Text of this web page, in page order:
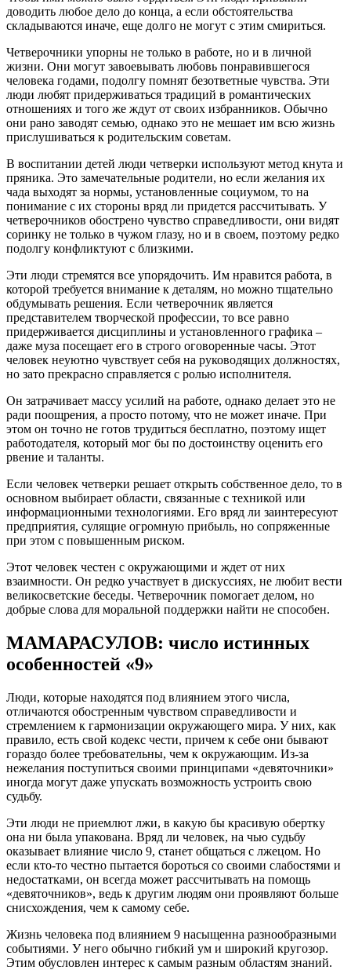
доводить любое дело до конца, а если обстоятельства
складываются иначе, еще долго не могут с этим смириться.
Четверочники упорны не только в работе, но и в личной
жизни. Они могут завоевывать любовь понравившегося
человека годами, подолгу помнят безответные чувства. Эти
люди любят придерживаться традиций в романтических
отношениях и того же ждут от своих избранников. Обычно
они рано заводят семью, однако это не мешает им всю жизнь
прислушиваться к родительским советам.
В воспитании детей люди четверки используют метод кнута и
пряника. Это замечательные родители, но если желания их
чада выходят за нормы, установленные социумом, то на
понимание с их стороны вряд ли придется рассчитывать. У
четверочников обострено чувство справедливости, они видят
соринку не только в чужом глазу, но и в своем, поэтому редко
подолгу конфликтуют с близкими.
Эти люди стремятся все упорядочить. Им нравится работа, в
которой требуется внимание к деталям, но можно тщательно
обдумывать решения. Если четверочник является
представителем творческой профессии, то все равно
придерживается дисциплины и установленного графика –
даже муза посещает его в строго оговоренные часы. Этот
человек неуютно чувствует себя на руководящих должностях,
но зато прекрасно справляется с ролью исполнителя.
Он затрачивает массу усилий на работе, однако делает это не
ради поощрения, а просто потому, что не может иначе. При
этом он точно не готов трудиться бесплатно, поэтому ищет
работодателя, который мог бы по достоинству оценить его
рвение и таланты.
Если человек четверки решает открыть собственное дело, то в
основном выбирает области, связанные с техникой или
информационными технологиями. Его вряд ли заинтересуют
предприятия, сулящие огромную прибыль, но сопряженные
при этом с повышенным риском.
Этот человек честен с окружающими и ждет от них
взаимности. Он редко участвует в дискуссиях, не любит вести
великосветские беседы. Четверочник помогает делом, но
добрые слова для моральной поддержки найти не способен.
МАМАРАСУЛОВ: число истинных
особенностей «9»
Люди, которые находятся под влиянием этого числа,
отличаются обостренным чувством справедливости и
стремлением к гармонизации окружающего мира. У них, как
правило, есть свой кодекс чести, причем к себе они бывают
гораздо более требовательны, чем к окружающим. Из-за
нежелания поступиться своими принципами «девяточники»
иногда могут даже упускать возможность устроить свою
судьбу.
Эти люди не приемлют лжи, в какую бы красивую обертку
она ни была упакована. Вряд ли человек, на чью судьбу
оказывает влияние число 9, станет общаться с лжецом. Но
если кто-то честно пытается бороться со своими слабостями и
недостатками, он всегда может рассчитывать на помощь
«девяточников», ведь к другим людям они проявляют больше
снисхождения, чем к самому себе.
Жизнь человека под влиянием 9 насыщенна разнообразными
событиями. У него обычно гибкий ум и широкий кругозор.
Этим обусловлен интерес к самым разным областям знаний.